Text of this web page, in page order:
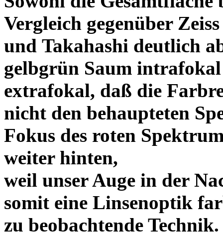
Vergleich gegenüber Zeiss
und Takahashi deutlich
gelbgrün Saum
extrafokal, daß die
nicht den behaupteten
Fokus des roten
weiter hinten,
weil unser Auge in der
somit eine Linsenoptik
zu beobachtende